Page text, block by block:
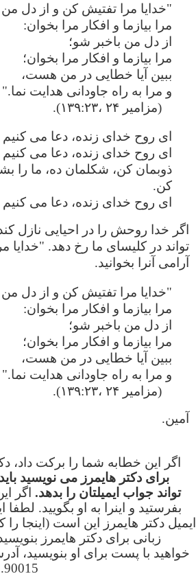
"خدایا مرا تفتیش کن و از دل
مرا بیازما و افکار مرا بخوان:
از دل من باخبر شو؛
مرا بیازما و افکار مرا بخوان؛
ببین آیا خطایی در من هست،
و مرا به راه جاودانی هدایت نما."
(مزامیر ۲۴ ،۱۳۹:۲۳).
ای روح خدای زنده، دعا می
ای روح خدای زنده، دعا می
ذوبمان کن، شکلمان ده، ما را
کن.
ای روح خدای زنده، دعا می
اگر خدا روحش را در احیایی نازل
تواند در کلیسای ما رخ دهد. "خدایا
آرامی آنرا بخوانید.
"خدایا مرا تفتیش کن و از دل
مرا بیازما و افکار مرا بخوان:
از دل من باخبر شو؛
مرا بیازما و افکار مرا بخوان؛
ببین آیا خطایی در من هست،
و مرا به راه جاودانی هدایت نما."
(مزامیر ۲۴ ،۱۳۹:۲۳).
آمین.
اگر این خطابه شما را برکت داد،
برای دکتر هایمرز می نویسید
تواند جواب ایمیلتان را بدهد. اگر
بفرستید و اینرا به او بگویید.
ایمیل دکتر هایمرز این است (اینجا را
زبانی برای دکتر هایمرز
90015. می توانید به او به شماره ۰۴۵۲-۳۵۲ (۸۱۸) تلفن کنید.